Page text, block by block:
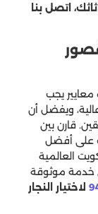
اتصل بنا
معايير يجب
ويفضل أن
قارن بين
على أفضل
العالمية
خدمة موثوقة
لاختيار النجار